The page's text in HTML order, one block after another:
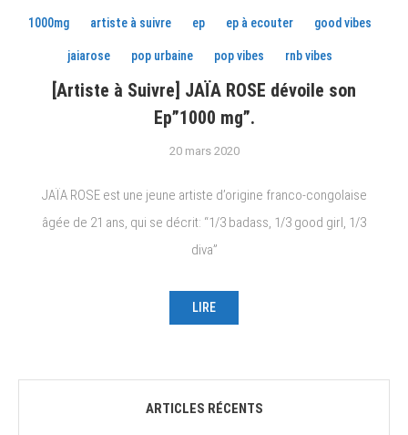
1000mg artiste à suivre ep ep à ecouter good vibes
jaiarose pop urbaine pop vibes rnb vibes
[Artiste à Suivre] JAÏA ROSE dévoile son
Ep”1000 mg”.
20 mars 2020
JAÏA ROSE est une jeune artiste d’origine franco-congolaise
âgée de 21 ans, qui se décrit: “1/3 badass, 1/3 good girl, 1/3
diva”
LIRE
ARTICLES RÉCENTS